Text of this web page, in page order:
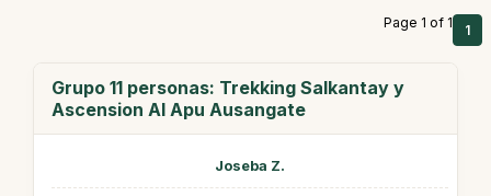
Page 1 of 1 1
Grupo 11 personas: Trekking Salkantay y
Ascension Al Apu Ausangate
Joseba Z.